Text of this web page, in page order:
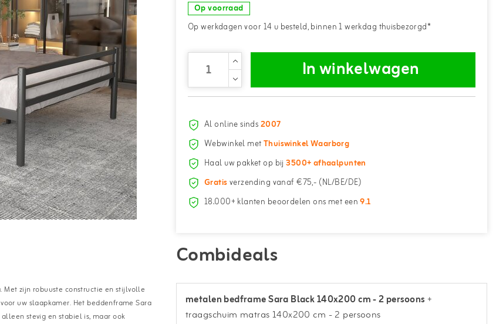
Op voorraad
Op werkdagen voor 14 u besteld, binnen 1 werkdag thuisbezorgd*
In winkelwagen
Al online sinds2007
Webwinkel metThuiswinkel Waarborg
Haal uw pakket op bij3500+ afhaalpunten
Gratisverzending vanaf €75,- (NL/BE/DE)
18.000+ klanten beoordelen ons met een9.1
zijn robuuste constructie en stijlvolle
uw slaapkamer. Het beddenframe Sara
stevig en stabiel is, maar ook
Combideals
metalen bedframe Sara Black 140x200 cm - 2 persoons+
traagschuim matras 140x200 cm - 2 persoons